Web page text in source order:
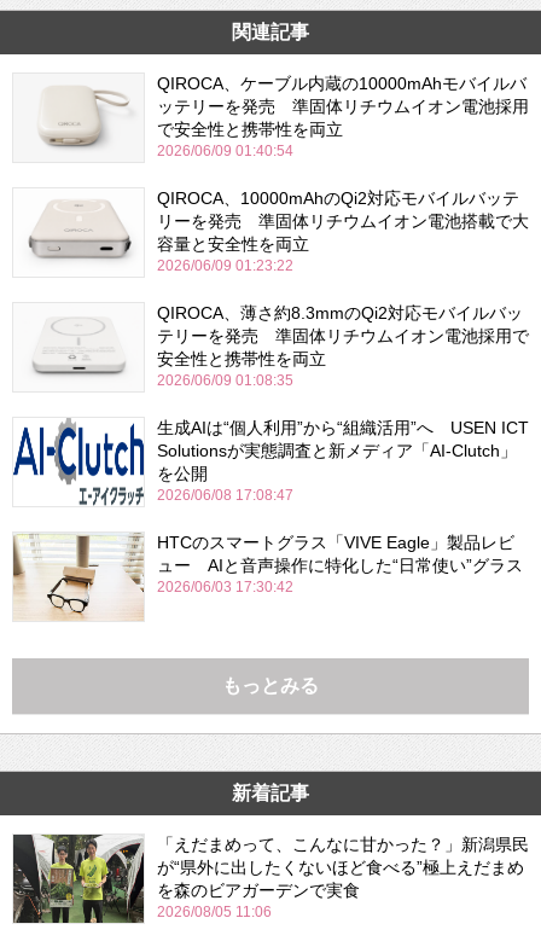
関連記事
QIROCA、ケーブル内蔵の10000mAhモバイルバ
ッテリーを発売 準固体リチウムイオン電池採用
で安全性と携帯性を両立
2026/06/09 01:40:54
QIROCA、10000mAhのQi2対応モバイルバッテ
リーを発売 準固体リチウムイオン電池搭載で大
容量と安全性を両立
2026/06/09 01:23:22
QIROCA、薄さ約8.3mmのQi2対応モバイルバッ
テリーを発売 準固体リチウムイオン電池採用で
安全性と携帯性を両立
2026/06/09 01:08:35
生成AIは“個人利用”から“組織活用”へ USEN ICT
Solutionsが実態調査と新メディア「AI-Clutch」
を公開
2026/06/08 17:08:47
HTCのスマートグラス「VIVE Eagle」製品レビ
ュー AIと音声操作に特化した“日常使い”グラス
2026/06/03 17:30:42
もっとみる
新着記事
「えだまめって、こんなに甘かった？」新潟県民
が“県外に出したくないほど食べる”極上えだまめ
を森のビアガーデンで実食
2026/08/05 11:06